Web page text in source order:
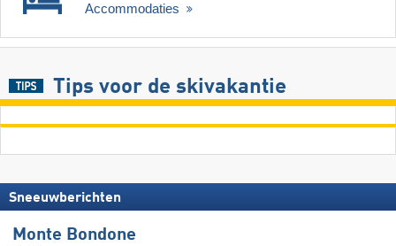
Accommodaties
Tips voor de skivakantie
Sneeuwberichten
Monte Bondone